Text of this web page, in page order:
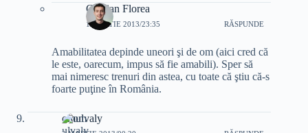
Cristian Florea
1 MARTIE 2013/23:35 RĂSPUNDE
Amabilitatea depinde uneori şi de om (aici cred că
le este, oarecum, impus să fie amabili). Sper să
mai nimeresc trenuri din astea, cu toate că ştiu că-s
foarte puţine în România.
omulvaly